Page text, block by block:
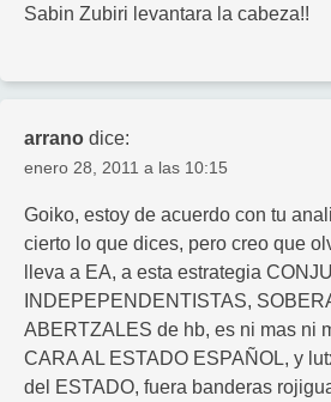
Sabin Zubiri levantara la cabeza!!
arrano dice:
enero 28, 2011 a las 10:15
Goiko, estoy de acuerdo con tu
cierto lo que dices, pero creo que
lleva a EA, a esta estrategia
INDEPEPENDENTISTAS,
ABERTZALES de hb, es ni mas ni
CARA AL ESTADO ESPAÑOL, y
del ESTADO, fuera banderas